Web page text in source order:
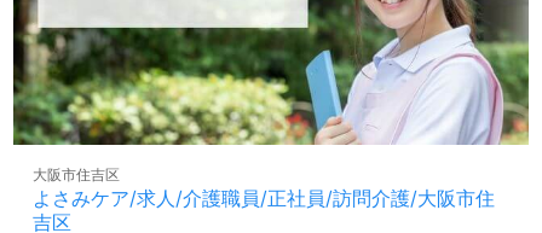
よさみケア/求人/介護職員/正社員/訪問介護/大阪市住
吉区
大阪市住吉区